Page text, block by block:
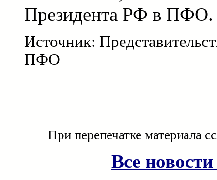
Президента РФ в ПФО.
Источник:
ПФО
При перепечатке материала
Все